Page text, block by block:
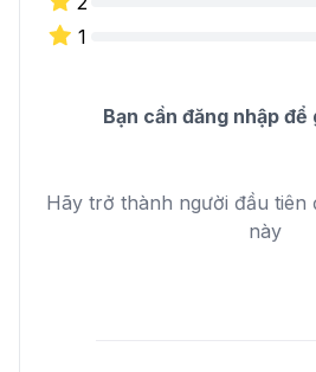
1
Bạn cần đăng nhập để
Hãy trở thành người đầu tiên
này